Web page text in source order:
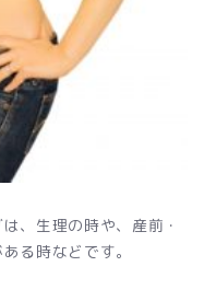
、生理の時や、産前・
る時などです。